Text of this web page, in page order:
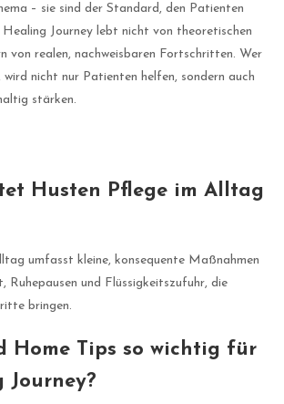
– sie sind der Standard, den Patienten
Journey lebt nicht von theoretischen
von realen, nachweisbaren Fortschritten. Wer
nicht nur Patienten helfen, sondern auch
stärken.
Husten Pflege im Alltag
umfasst kleine, konsequente Maßnahmen
und Flüssigkeitszufuhr, die
bringen.
Home Tips so wichtig für
Journey?